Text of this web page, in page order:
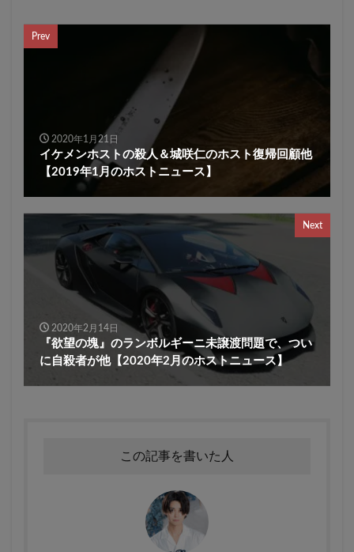
Prev
2020年1月21日
イケメンホストの殺人＆城咲仁のホスト復帰回顧他
【2019年1月のホストニュース】
Next
2020年2月14日
『欲望の塊』のランボルギーニ未譲渡問題で、つい
に自殺者が他【2020年2月のホストニュース】
この記事を書いた人